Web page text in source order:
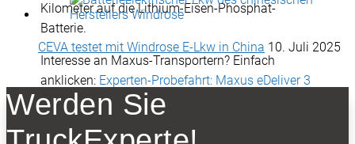
Kilometer auf die Lithium-Eisen-Phosphat-
Batterie.
Interesse an Maxus-Transportern? Einfach
anklicken: Experten-Probefahrt: Maxus eDeliver 3
und eDeliver 9
Maxus Pick-up gefahren:Experten-Probefahrt:
CEVA testet mit Windrose E-Lkw in China 10. Juli 2025
Werden Sie